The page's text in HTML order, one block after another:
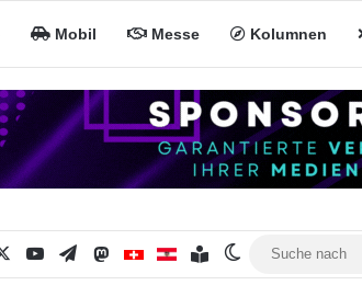
Mobil Messe Kolumnen
YouTubeTelegramMastodonMiNa CHMiNa AT
Inhaltsverzeichnis
Skin umschalten